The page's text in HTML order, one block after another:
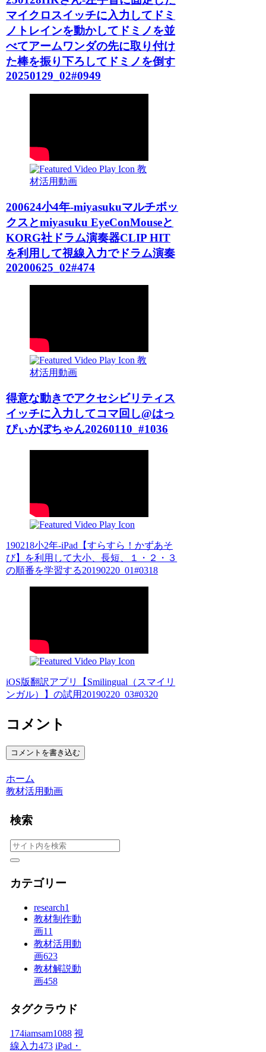
マイクロスイッチに入力してドミ
ノトレインを動かしてドミノを並
べてアームワンダの先に取り付け
た棒を振り下ろしてドミノを倒す
20250129_02#0949
教
材活用動画
200624小4年-miyasukuマルチボッ
クスとmiyasuku EyeConMouseと
KORG社ドラム演奏器CLIP HIT
を利用して視線入力でドラム演奏
20200625_02#474
教
材活用動画
得意な動きでアクセシビリティス
イッチに入力してコマ回し@はっ
ぴぃかぼちゃん20260110_#1036
190218小2年-iPad【すらすら！かずあそ
び】を利用して大小、長短、１・２・３
の順番を学習する20190220_01#0318
iOS版翻訳アプリ【Smilingual（スマイリ
ンガル）】の試用20190220_03#0320
コメント
コメントを書き込む
ホーム
教材活用動画
検索
カテゴリー
research1
教材制作動
画11
教材活用動
画623
教材解説動
画458
タグクラウド
174iamsam1088 視
線入力473 iPad・